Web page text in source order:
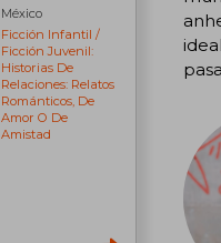
México
Ficción Infantil /
Ficción Juvenil:
Historias De
Relaciones: Relatos
Románticos, De
Amor O De
Amistad